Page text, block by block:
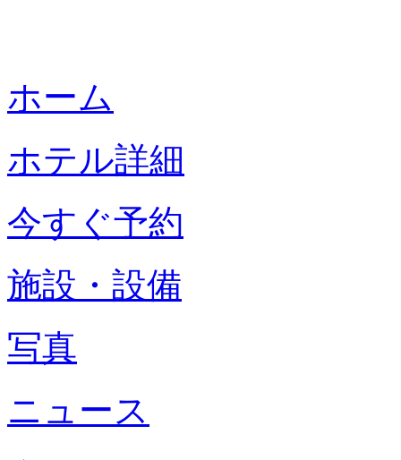
ホーム
ホテル詳細
今すぐ予約
施設・設備
写真
ニュース